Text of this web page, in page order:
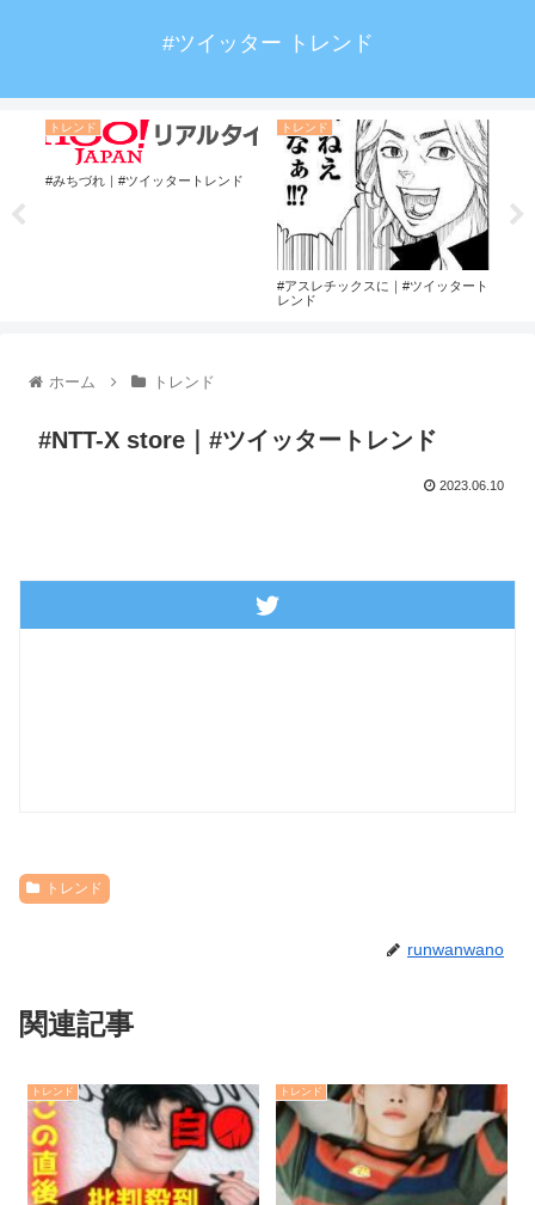
#ツイッター トレンド
トレンド
#みちづれ｜#ツイッタートレンド
トレンド
#アスレチックスに｜#ツイッタート
レンド
ホーム トレンド
#NTT-X store｜#ツイッタートレンド
2023.06.10
トレンド
runwanwano
関連記事
トレンド トレンド